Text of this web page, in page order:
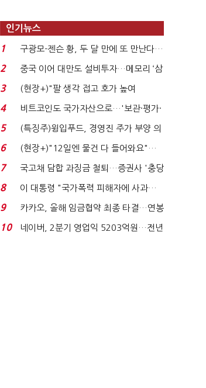
인기뉴스
1
구광모-젠슨 황, 두 달 만에 또 만난다…
로봇·AI 등 논...
2
중국 이어 대만도 설비투자…메모리 ‘삼
국전쟁’
3
(현장+)"팔 생각 접고 호가 높여
요"…'덜 똘똘한 한 채' 20...
4
비트코인도 국가자산으로…'보관·평가·
처분' 기준은 ...
5
(특징주)윙입푸드, 경영진 주가 부양 의
지에 상한가...
6
(현장+)"12일엔 물건 다 들어와요"…
빈 매대 채우며 문 연 ...
7
국고채 담합 과징금 철퇴…증권사 '충당
금 폭탄' 우려...
8
이 대통령 "국가폭력 피해자에 사과…
적극적 조사로 진...
9
카카오, 올해 임금협약 최종 타결…연봉
6.3% 인상·격려...
10
네이버, 2분기 영업익 5203억원…전년